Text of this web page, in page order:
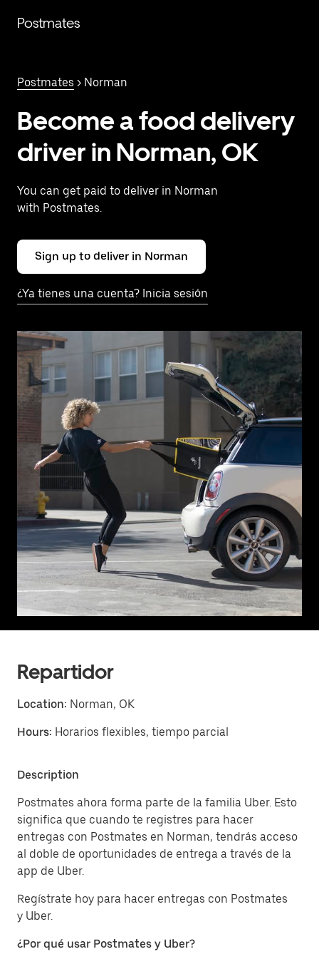
contenido
Postmates
Postmates > Norman
Become a food delivery
driver in Norman, OK
You can get paid to deliver in Norman
with Postmates.
Sign up to deliver in Norman
¿Ya tienes una cuenta? Inicia sesión
Repartidor
Location: Norman, OK
Hours: Horarios flexibles, tiempo parcial
Description
Postmates ahora forma parte de la familia Uber. Esto
significa que cuando te registres para hacer
entregas con Postmates en Norman, tendrás acceso
al doble de oportunidades de entrega a través de la
app de Uber.
Regístrate hoy para hacer entregas con Postmates
y Uber.
¿Por qué usar Postmates y Uber?